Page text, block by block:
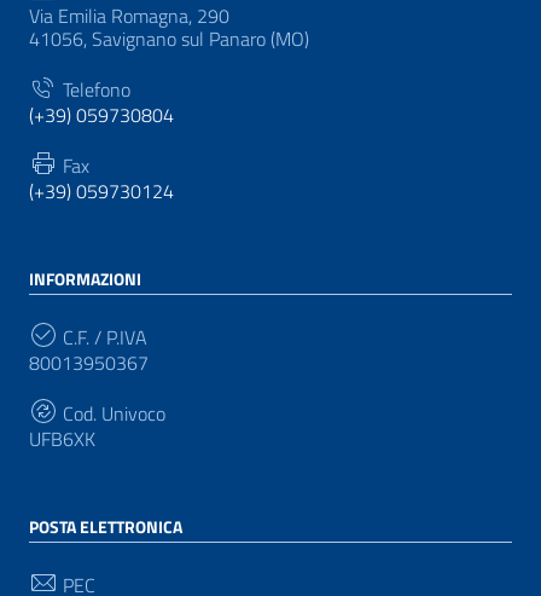
Via Emilia Romagna, 290
41056, Savignano sul Panaro (MO)
Telefono
(+39) 059730804
Fax
(+39) 059730124
INFORMAZIONI
C.F. / P.IVA
80013950367
Cod. Univoco
UFB6XK
POSTA ELETTRONICA
PEC